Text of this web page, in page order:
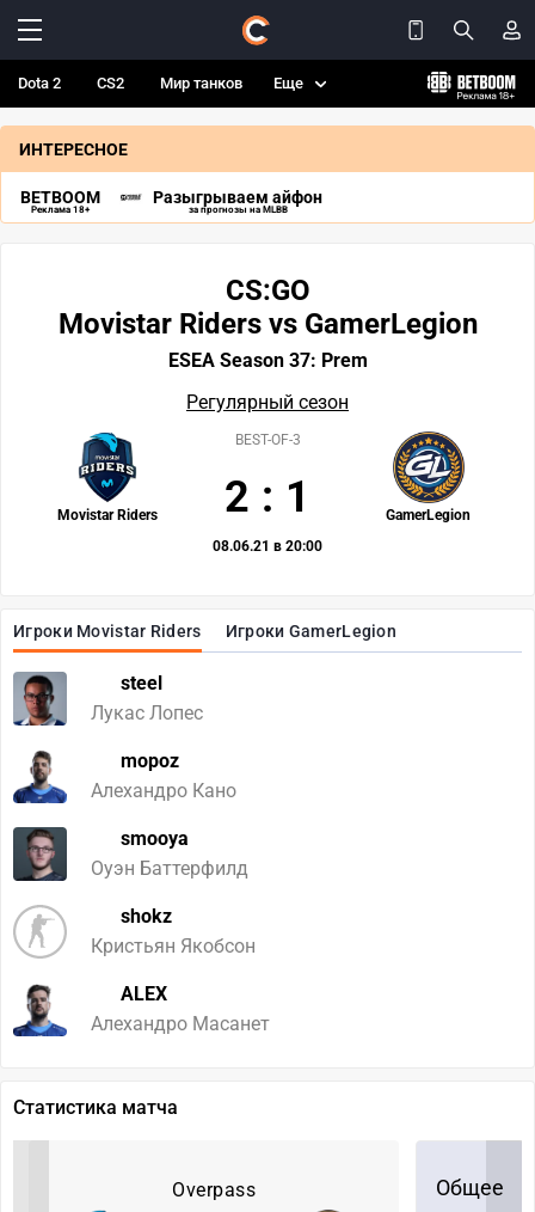
Dota 2 CS2 Мир танков Еще
ИНТЕРЕСНОЕ
BETBOOM
Реклама 18+
Разыгрываем айфон
за прогнозы на MLBB
Игроки Movistar Riders Игроки GamerLegion
steel
Лукас Лопес
mopoz
Алехандро Кано
smooya
Оуэн Баттерфилд
shokz
Кристьян Якобсон
ALEX
Алехандро Масанет
CS:GO
Movistar Riders vs GamerLegion
ESEA Season 37: Prem
Регулярный сезон
Movistar Riders GamerLegion
BEST-OF-3
2 : 1
08.06.21 в 20:00
Статистика матча
Overpass Общее